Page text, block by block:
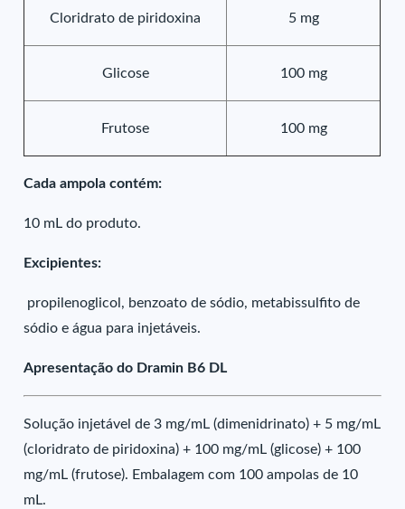
Cloridrato de piridoxina 5 mg
Glicose 100 mg
Frutose 100 mg
Cada ampola contém:
10 mL do produto.
Excipientes:
propilenoglicol, benzoato de sódio, metabissulfito de
sódio e água para injetáveis.
Apresentação do Dramin B6 DL
Solução injetável de 3 mg/mL (dimenidrinato) + 5 mg/mL
(cloridrato de piridoxina) + 100 mg/mL (glicose) + 100
mg/mL (frutose). Embalagem com 100 ampolas de 10
mL.